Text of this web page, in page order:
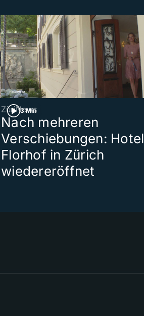
3 Min
ZüriNews
Nach mehreren
Verschiebungen: Hotel
Florhof in Zürich
wiedereröffnet